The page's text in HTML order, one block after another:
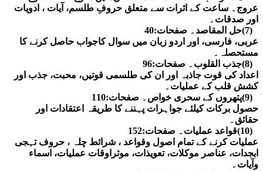
عروج۔ ساعت کے اثرات سے متعلق حروفِ طلسم، آیات ، ادویات
اور صدقات۔
(7)حل المقاصد۔ صفحات:40
عربی، فارسی، اور اردو زبان میں سوال کاجواب حاصل کرنے کا
مستحصلہ۔
(8)جذب القلوب۔ صفحات:96
اعداد کی قوت جاذبہ اور ان کی طلسمی قوتیں، محبت، جذب اور
کشش قلب کے عملیات۔
(9)پتھروں کے سحری خواص۔ صفحات:110
حصول برکات کیلئے جواہرات پہننے کا طریقہ اعتقادات اور
حقائق۔
(10)قواعد عملیات۔ صفحات:152
عملیات کرنے کے تمام اصول وقواعد ، شرائط چلہ ، حروف تہجی
ابجدات، عناصر موکلات، تعویذات، موثراوقات عملیات، اسماء
وآیات۔